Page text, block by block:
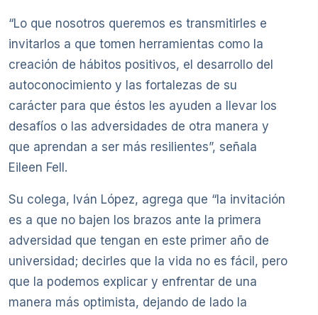
“Lo que nosotros queremos es transmitirles e
invitarlos a que tomen herramientas como la
creación de hábitos positivos, el desarrollo del
autoconocimiento y las fortalezas de su
carácter para que éstos les ayuden a llevar los
desafíos o las adversidades de otra manera y
que aprendan a ser más resilientes”, señala
Eileen Fell.
Su colega, Iván López, agrega que “la invitación
es a que no bajen los brazos ante la primera
adversidad que tengan en este primer año de
universidad; decirles que la vida no es fácil, pero
que la podemos explicar y enfrentar de una
manera más optimista, dejando de lado la